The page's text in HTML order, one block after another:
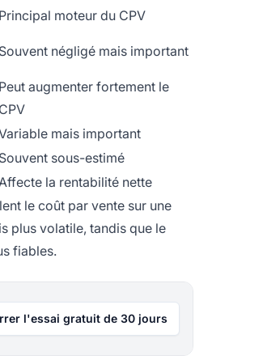
Principal moteur du CPV
Souvent négligé mais important
Peut augmenter fortement le
CPV
mais important
Souvent sous-estimé
Affecte la rentabilité nette
le coût par vente sur une
plus volatile, tandis que le
fiables.
l'essai gratuit de 30 jours